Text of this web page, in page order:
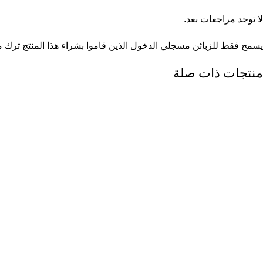
لا توجد مراجعات بعد.
يسمح فقط للزبائن مسجلي الدخول الذين قاموا بشراء هذا المنتج ترك
منتجات ذات صلة